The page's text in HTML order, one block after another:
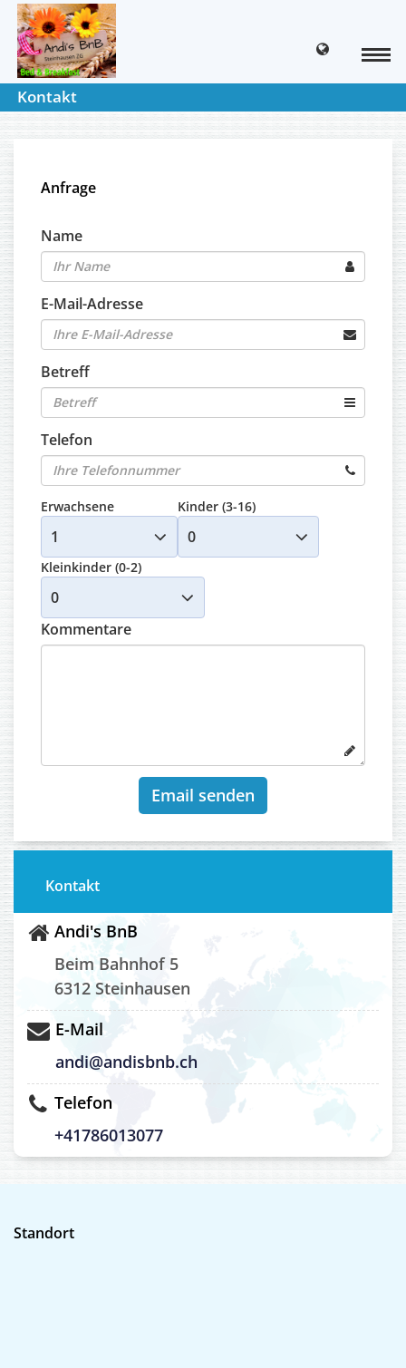
Kontakt
Anfrage
Name
E-Mail-Adresse
Betreff
Telefon
Erwachsene Kinder (3-16)
Kleinkinder (0-2)
Kommentare
Kontakt
Andi's BnB
Beim Bahnhof 5
6312 Steinhausen
E-Mail
andi@andisbnb.ch
Telefon
+41786013077
Standort